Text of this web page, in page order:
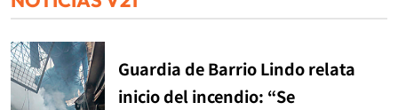
Guardia de Barrio Lindo relata
inicio del incendio: “Se